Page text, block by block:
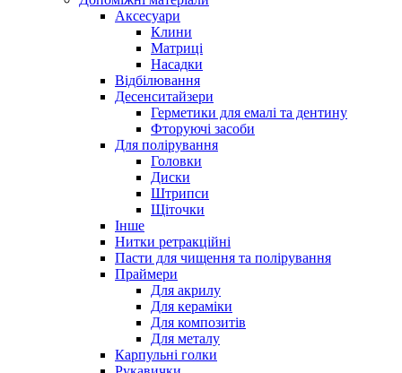
Аксесуари
Клини
Матриці
Насадки
Відбілювання
Десенситайзери
Герметики для емалі та дентину
Фторуючі засоби
Для полірування
Головки
Диски
Штрипси
Щіточки
Інше
Нитки ретракційні
Пасти для чищення та полірування
Праймери
Для акрилу
Для кераміки
Для композитів
Для металу
Карпульні голки